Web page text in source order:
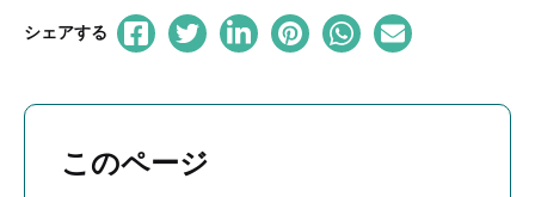
シェアする
このページ